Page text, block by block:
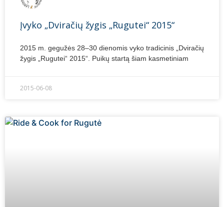
Įvyko „Dviračių žygis „Rugutei“ 2015“
2015 m. gegužės 28–30 dienomis vyko tradicinis „Dviračių
žygis „Rugutei“ 2015“. Puikų startą šiam kasmetiniam
2015-06-08